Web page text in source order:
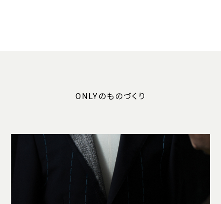
ONLYのものづくり